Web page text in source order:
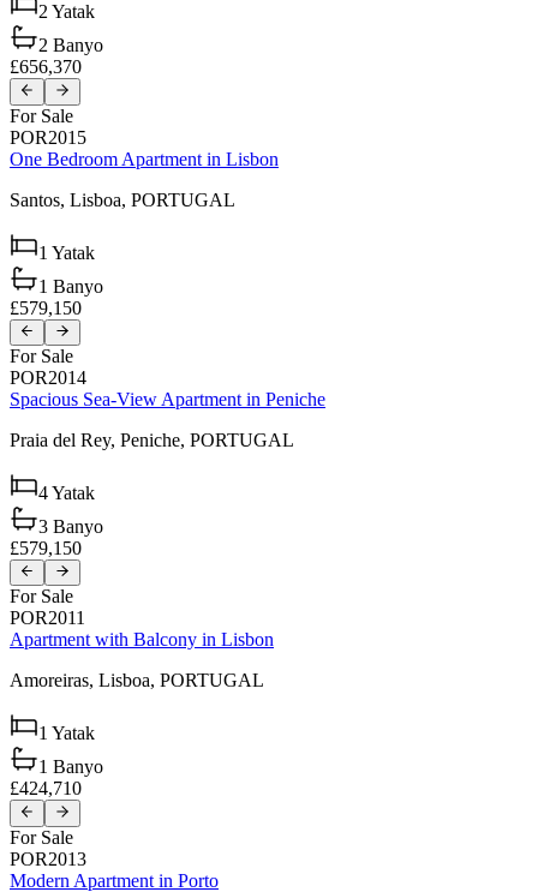
2 Yatak
2 Banyo
£656,370
For Sale
POR2015
One Bedroom Apartment in Lisbon
Santos, Lisboa, PORTUGAL
1 Yatak
1 Banyo
£579,150
For Sale
POR2014
Spacious Sea-View Apartment in Peniche
Praia del Rey, Peniche, PORTUGAL
4Yatak
3 Banyo
£579,150
For Sale
POR2011
Apartment with Balcony in Lisbon
Amoreiras, Lisboa, PORTUGAL
1 Yatak
1 Banyo
£424,710
For Sale
POR2013
Modern Apartment in Porto